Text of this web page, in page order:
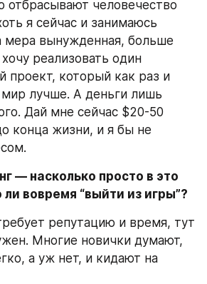
отбрасывают человечество
я сейчас и занимаюсь
мера вынужденная, больше
реализовать один
проект, который как раз и
лучше. А деньги лишь
Дай мне сейчас $20-50
конца жизни, и я бы не
— насколько просто в это
вовремя “выйти из игры”?
репутацию и время, тут
Многие новички думают,
а уж нет, и кидают на